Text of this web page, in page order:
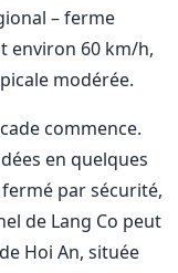
– ferme
environ 60 km/h,
modérée.
commence.
en quelques
par sécurité,
de Lang Co peut
Hoi An, située